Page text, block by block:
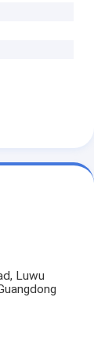
Luwu